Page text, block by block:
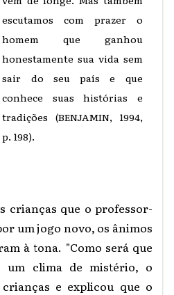
escutamos com prazer o
homem que ganhou
honestamente sua vida sem
sair do seu país e que
conhece suas histórias e
tradições (BENJAMIN, 1994,
p. 198).
crianças que o professor-
um jogo novo, os ânimos
à tona. "Como será que
um clima de mistério, o
e explicou que o